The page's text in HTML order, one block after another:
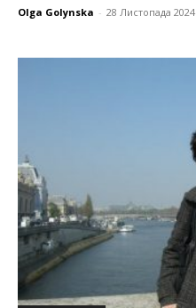
Olga Golynska - 28 Листопада 2024